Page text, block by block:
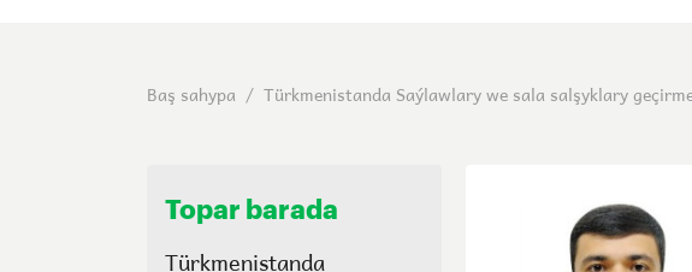
Baş sahypa / Türkmenistanda Saýlawlary we sala salşyklary
Topar barada
Türkmenistanda